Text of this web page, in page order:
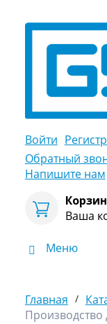
Войти
Обратный
Напишите нам
Ваша
Меню
Главная /
Производство